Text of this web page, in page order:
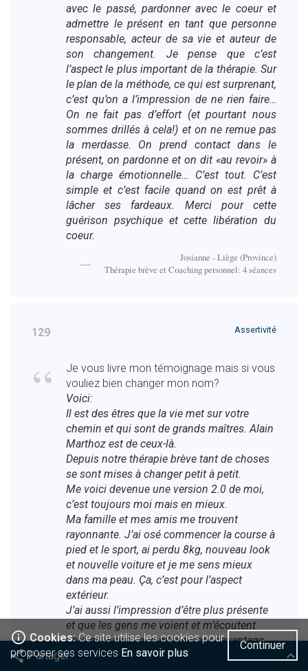
Continuer
info_outline Cookies:Ce site utilise les cookies pour
proposer ses services En savoir plus
avec le passé, pardonner avec le coeur et
admettre le présent en tant que personne
responsable, acteur de sa vie et auteur de
son changement. Je pense que c’est
l’aspect le plus important de la thérapie. Sur
le plan de la méthode, ce qui est surprenant,
c’est qu’on a l’impression de ne rien faire…
On ne fait pas d’effort (et pourtant nous
sommes drillés à cela!) et on ne remue pas
la merdasse. On prend contact dans le
présent, on pardonne et on dit «au revoir» à
la charge émotionnelle… C’est tout. C’est
simple et c’est facile quand on est prêt à
lâcher ses fardeaux. Merci pour cette
guérison psychique et cette libération du
coeur.
Josianne - Liège (Province)
Thérapie brève et Coaching personnel: 4 séances
129 Assertivité
Je vous livre mon témoignage mais si vous
vouliez bien changer mon nom?
Voici:
Il est des êtres que la vie met sur votre
chemin et qui sont de grands maîtres. Alain
Marthoz est de ceux-là.
Depuis notre thérapie brève tant de choses
se sont mises à changer petit à petit.
Me voici devenue une version 2.0 de moi,
c’est toujours moi mais en mieux.
Ma famille et mes amis me trouvent
rayonnante. J’ai osé commencer la course à
pied et le sport, ai perdu 8kg, nouveau look
et nouvelle voiture et je me sens mieux
dans ma peau. Ça, c’est pour l’aspect
extérieur.
J’ai aussi l’impression d’être plus présente
et que les gens me voient et m’écoutent
plus qu’avant, j’ose m’exprimer davantage.
J’ose prendre du temps pour moi sans
share Partager
keyboard_arrow_up